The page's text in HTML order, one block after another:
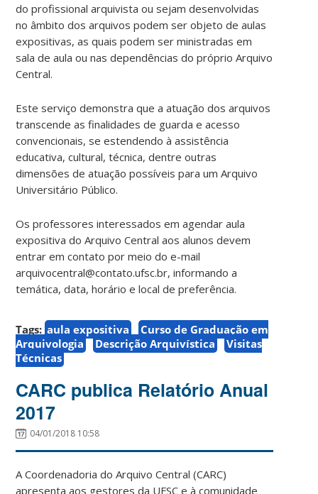
do profissional arquivista ou sejam desenvolvidas
no âmbito dos arquivos podem ser objeto de aulas
expositivas, as quais podem ser ministradas em
sala de aula ou nas dependências do próprio Arquivo
Central.
Este serviço demonstra que a atuação dos arquivos
transcende as finalidades de guarda e acesso
convencionais, se estendendo à assistência
educativa, cultural, técnica, dentre outras
dimensões de atuação possíveis para um Arquivo
Universitário Público.
Os professores interessados em agendar aula
expositiva do Arquivo Central aos alunos devem
entrar em contato por meio do e-mail
arquivocentral@contato.ufsc.br, informando a
temática, data, horário e local de preferência.
Tags: aula expositiva
Curso de Graduação em
Arquivologia
Descrição Arquivística
Visitas
Técnicas
CARC publica Relatório Anual
2017
04/01/2018 10:58
A Coordenadoria do Arquivo Central (CARC)
apresenta aos gestores da UFSC e à comunidade